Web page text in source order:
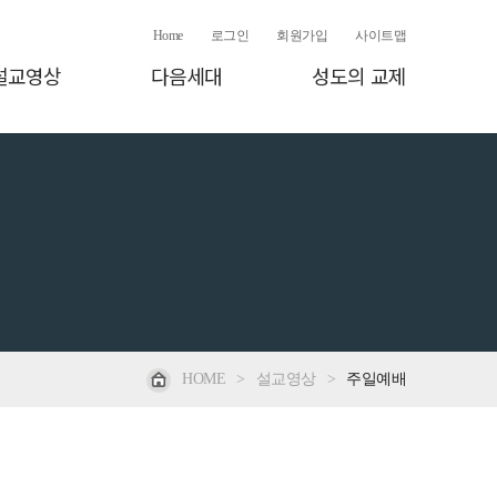
Home 로그인 회원가입 사이트맵
교영상 다음세대 성도의 교제
HOME > 설교영상 > 주일예배